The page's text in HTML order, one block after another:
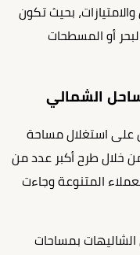
بحيث تكون
أو المسطحات
الشمالي
على استغلال مساحة
خلال طرح أكبر عدد من
المتنوعة وجاءت
بمساحات